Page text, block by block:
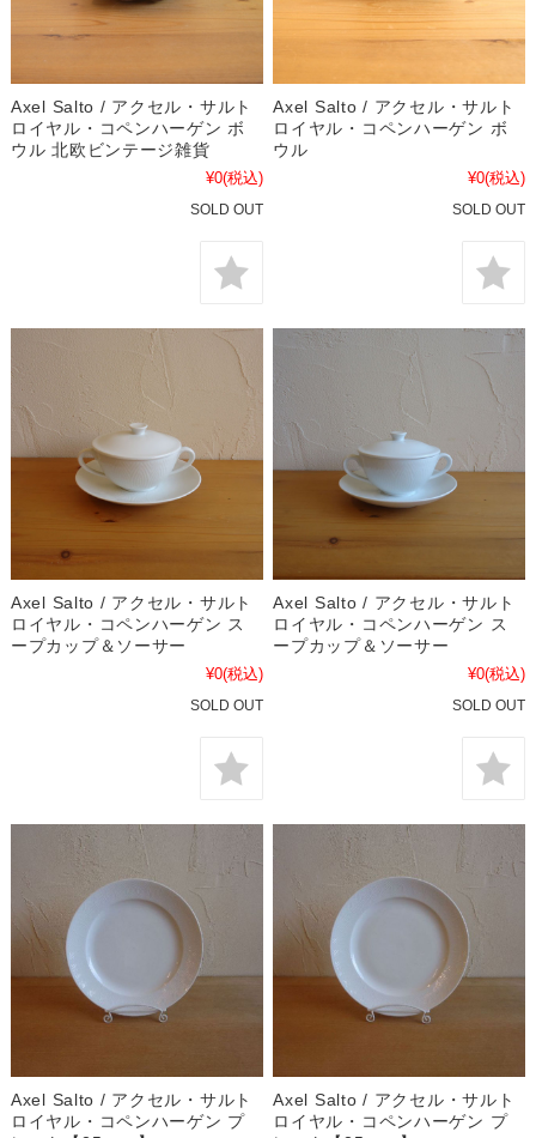
Axel Salto / アクセル・サルト
ロイヤル・コペンハーゲン ボ
ウル 北欧ビンテージ雑貨
¥0(税込)
SOLD OUT
Axel Salto / アクセル・サルト
ロイヤル・コペンハーゲン ボ
ウル
¥0(税込)
SOLD OUT
Axel Salto / アクセル・サルト
ロイヤル・コペンハーゲン ス
ープカップ＆ソーサー
¥0(税込)
SOLD OUT
Axel Salto / アクセル・サルト
ロイヤル・コペンハーゲン ス
ープカップ＆ソーサー
¥0(税込)
SOLD OUT
Axel Salto / アクセル・サルト
ロイヤル・コペンハーゲン プ
Axel Salto / アクセル・サルト
ロイヤル・コペンハーゲン プ